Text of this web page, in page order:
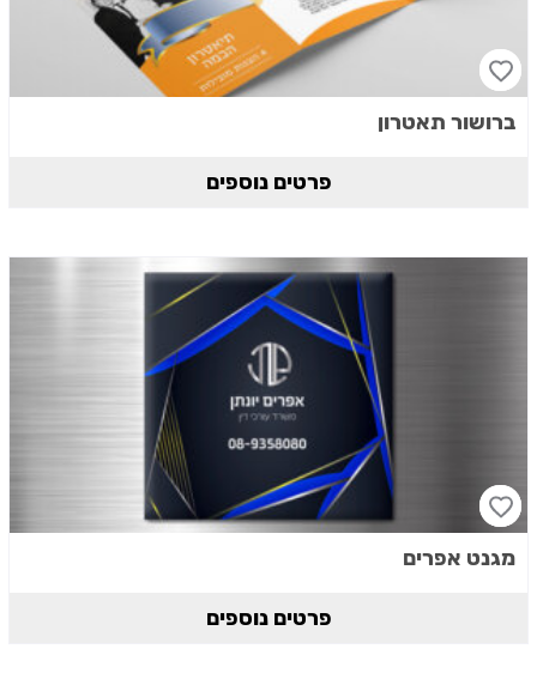
ברושור תאטרון
פרטים נוספים
מגנט אפרים
פרטים נוספים